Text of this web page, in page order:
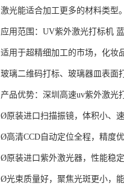
激光能适合加工更多的材料类型
应用范围：UV紫外激光打标机
适用于超精细加工的市场，化妆
玻璃二维码打标、玻璃器皿表面
产品优势：深圳高速uv紫外激光
Ø原装进口扫描振镜，体积小、速
Ø高清CCD自动定位全程，精度
Ø原装进口紫外激光器，性能稳
Ø光束质量好，聚焦光斑更小，